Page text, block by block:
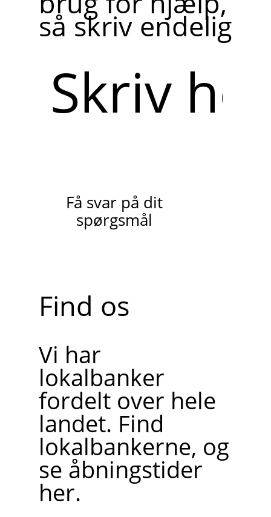
så skriv endelig
her
Få svar på dit
spørgsmål
Find os
Vi har
lokalbanker
fordelt over hele
landet. Find
lokalbankerne, og
se åbningstider
her.